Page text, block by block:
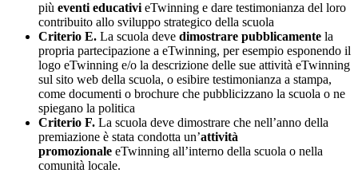
più eventi educativi eTwinning e dare testimonianza del loro
contribuito allo sviluppo strategico della scuola
Criterio E. La scuola deve dimostrare pubblicamente la
propria partecipazione a eTwinning, per esempio esponendo il
logo eTwinning e/o la descrizione delle sue attività eTwinning
sul sito web della scuola, o esibire testimonianza a stampa,
come documenti o brochure che pubblicizzano la scuola o ne
spiegano la politica
Criterio F. La scuola deve dimostrare che nell’anno della
premiazione è stata condotta un’attività
promozionale eTwinning all’interno della scuola o nella
comunità locale.